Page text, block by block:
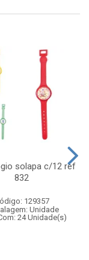
solapa c/12 ref
832
129357
Unidade
24 Unidade(s)